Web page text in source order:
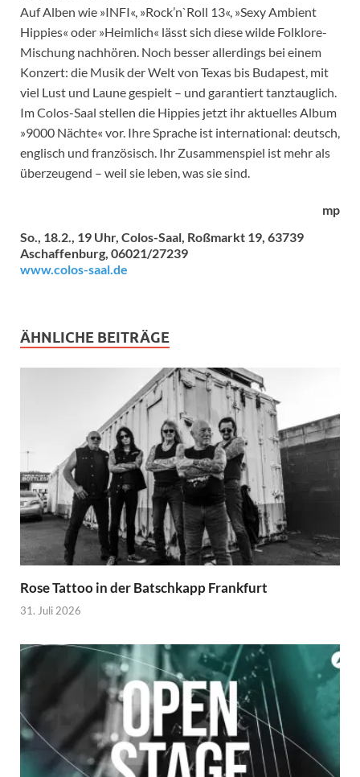
Auf Alben wie »INFI«, »Rock’n`Roll 13«, »Sexy Ambient
Hippies« oder »Heimlich« lässt sich diese wilde Folklore-
Mischung nachhören. Noch besser allerdings bei einem
Konzert: die Musik der Welt von Texas bis Budapest, mit
viel Lust und Laune gespielt – und garantiert tanztauglich.
Im Colos-Saal stellen die Hippies jetzt ihr aktuelles Album
»9000 Nächte« vor. Ihre Sprache ist international: deutsch,
englisch und französisch. Ihr Zusammenspiel ist mehr als
überzeugend – weil sie leben, was sie sind.
mp
So., 18.2., 19 Uhr, Colos-Saal, Roßmarkt 19, 63739
Aschaffenburg, 06021/27239
www.colos-saal.de
ÄHNLICHE BEITRÄGE
Rose Tattoo in der Batschkapp Frankfurt
31. Juli 2026